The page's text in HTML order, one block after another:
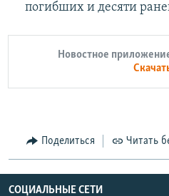
погибших и десяти
Новостное
Поделиться Читать
СОЦИАЛЬНЫЕ СЕТИ